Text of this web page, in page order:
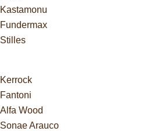
Kastamonu
Fundermax
Stilles
Kerrock
Fantoni
Alfa Wood
Sonae Arauco